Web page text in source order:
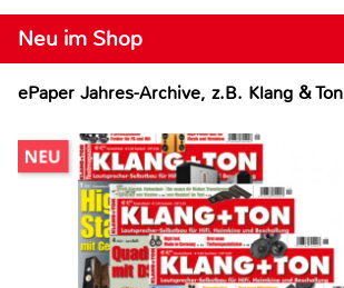
Neu im Shop
ePaper Jahres-Archive, z.B. Klang & Ton